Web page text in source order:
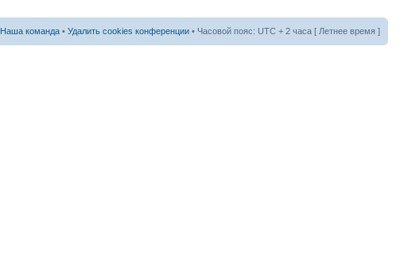
Наша команда • Удалить cookies конференции • Часовой пояс: UTC + 2 часа [ Летнее время ]